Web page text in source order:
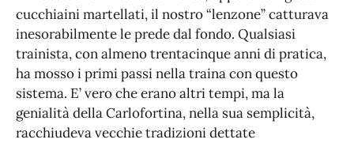
cucchiaini martellati, il nostro “lenzone” catturava
inesorabilmente le prede dal fondo. Qualsiasi
trainista, con almeno trentacinque anni di pratica,
ha mosso i primi passi nella traina con questo
sistema. E’ vero che erano altri tempi, ma la
genialità della Carlofortina, nella sua semplicità,
racchiudeva vecchie tradizioni dettate